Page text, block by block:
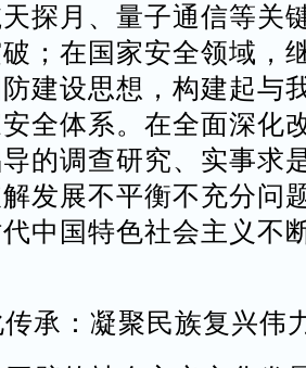
探月、量子通信等关
；在国家安全领域，
建设思想，构建起与
全体系。在全面深化
的调查研究、实事求
发展不平衡不充分问
中国特色社会主义不
承：凝聚民族复兴伟